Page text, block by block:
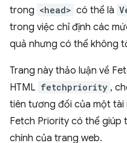
trong <head> có thể là
trong việc chỉ định các
quả nhưng có thể không
Trang này thảo luận về
HTML fetchpriority ,
tiên tương đối của một tài
Fetch Priority có thể giúp
chính của trang web.